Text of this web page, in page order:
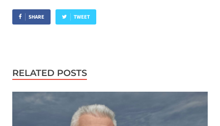
SHARE TWEET
RELATED POSTS